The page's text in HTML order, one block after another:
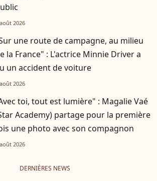
2026
une route de campagne, au milieu
la France" : L'actrice Minnie Driver a
un accident de voiture
2026
toi, tout est lumière" : Magalie Vaé
Academy) partage pour la première
une photo avec son compagnon
2026
DERNIÈRES NEWS